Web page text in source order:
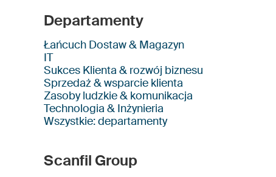
Departamenty
Łańcuch Dostaw & Magazyn
IT
Sukces Klienta & rozwój biznesu
Sprzedaż & wsparcie klienta
Zasoby ludzkie & komunikacja
Technologia & Inżynieria
Wszystkie: departamenty
Scanfil Group